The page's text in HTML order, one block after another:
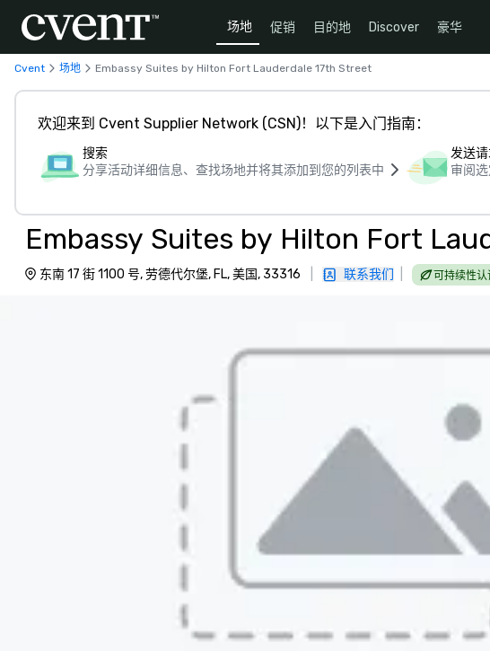
场地 促销 目的地 Discover 豪华
Cvent 场地 Embassy Suites by Hilton Fort Lauderdale 17th Street
欢迎来到 Cvent Supplier Network (CSN)！以下是入门指南：
搜索
分享活动详细信息、查找场地并将其添加到您的列表中
发送
审阅
Embassy Suites by Hilton Fort
东南 17 街 1100 号, 劳德代尔堡, FL, 美国, 33316 联系我们 可持续性认